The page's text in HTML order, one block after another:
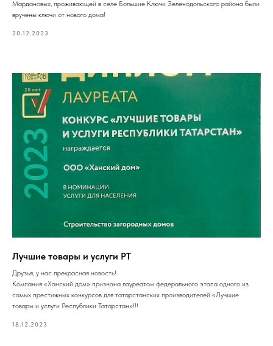
Мардановых, проживающей в селе Большие Ключи Зеленодольского района были
вручены ключи от нового дома!
20.12.2023
Лучшие товары и услуги РТ
Друзья, у нас прекрасная новость!
Компания «Ханский дом» признана лауреатом федерального этапа одного из
самых престижных конкурсов для татарстанских производителей «Лучшие
товары и услуги Республики Татарстан»!!!
18.12.2023